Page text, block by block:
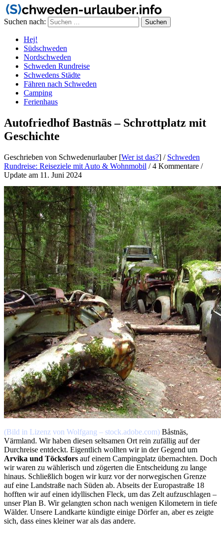
Suchen nach:
Hej!
Südschweden
Nordschweden
Schweden Rundreise
Schwedens Städte
Fähren nach Schweden
Camping
Ferienhaus
Autofriedhof Bastnäs – Schrottplatz mit
Geschichte
Geschrieben von Schwedenurlauber [Wer ist das?] / Schweden
Rundreise: Reiseziele mit Auto & Wohnmobil /4 Kommentare /
Update am 11. Juni 2024
(Bild in Lizenz von Wolfgang – stock.adobe.com) Båstnäs,
Värmland. Wir haben diesen seltsamen Ort rein zufällig auf der
Durchreise entdeckt. Eigentlich wollten wir in der Gegend um
Arvika und Töcksfors auf einem Campingplatz übernachten. Doch
wir waren zu wählerisch und zögerten die Entscheidung zu lange
hinaus. Schließlich bogen wir kurz vor der norwegischen Grenze
auf eine Landstraße nach Süden ab. Abseits der Europastraße 18
hofften wir auf einen idyllischen Fleck, um das Zelt aufzuschlagen –
unser Plan B. Wir gelangten schon nach wenigen Kilometern in tiefe
Wälder. Unsere Landkarte kündigte einige Dörfer an, aber es zeigte
sich, dass eines kleiner war als das andere.